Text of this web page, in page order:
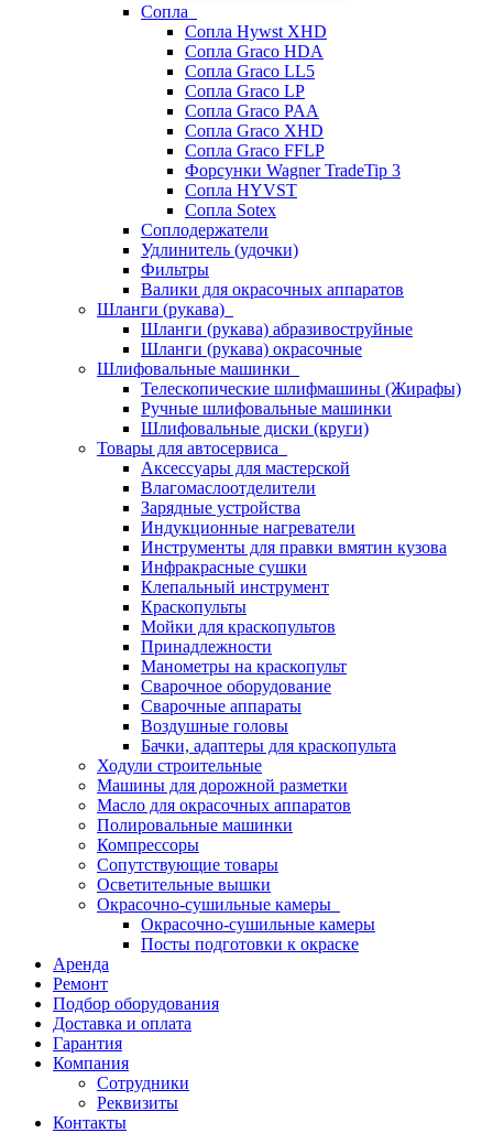
Сопла
Сопла Hywst XHD
Сопла Graco HDA
Сопла Graco LL5
Сопла Graco LP
Сопла Graco PAA
Сопла Graco XHD
Сопла Graco FFLP
Форсунки Wagner TradeTip 3
Сопла HYVST
Сопла Sotex
Соплодержатели
Удлинитель (удочки)
Фильтры
Валики для окрасочных аппаратов
Шланги (рукава)
Шланги (рукава) абразивоструйные
Шланги (рукава) окрасочные
Шлифовальные машинки
Телескопические шлифмашины (Жирафы)
Ручные шлифовальные машинки
Шлифовальные диски (круги)
Товары для автосервиса
Аксессуары для мастерской
Влагомаслоотделители
Зарядные устройства
Индукционные нагреватели
Инструменты для правки вмятин кузова
Инфракрасные сушки
Клепальный инструмент
Краскопульты
Мойки для краскопультов
Принадлежности
Манометры на краскопульт
Сварочное оборудование
Сварочные аппараты
Воздушные головы
Бачки, адаптеры для краскопульта
Ходули строительные
Машины для дорожной разметки
Масло для окрасочных аппаратов
Полировальные машинки
Компрессоры
Сопутствующие товары
Осветительные вышки
Окрасочно-сушильные камеры
Окрасочно-сушильные камеры
Посты подготовки к окраске
Аренда
Ремонт
Подбор оборудования
Доставка и оплата
Гарантия
Компания
Сотрудники
Реквизиты
Контакты